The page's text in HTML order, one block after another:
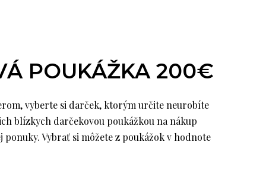
POUKÁŽKA 200€
vyberte si darček, ktorým určite neurobíte
blízkych darčekovou poukážkou na nákup
ponuky. Vybrať si môžete z poukážok v hodnote